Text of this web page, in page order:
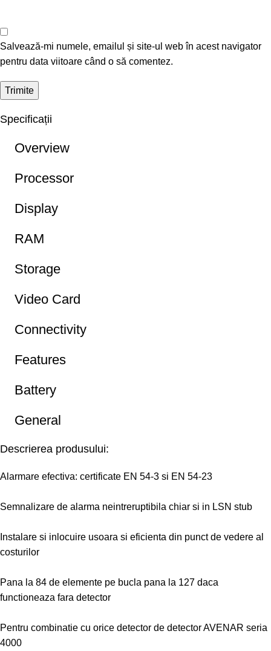
Salvează-mi numele, emailul și site-ul web în acest navigator
pentru data viitoare când o să comentez.
Specificații
Overview
Processor
Display
RAM
Storage
Video Card
Connectivity
Features
Battery
General
Descrierea produsului:
Alarmare efectiva: certificate EN 54-3 si EN 54-23
Semnalizare de alarma neintreruptibila chiar si in LSN stub
Instalare si inlocuire usoara si eficienta din punct de vedere al
costurilor
Pana la 84 de elemente pe bucla pana la 127 daca
functioneaza fara detector
Pentru combinatie cu orice detector de detector AVENAR seria
4000